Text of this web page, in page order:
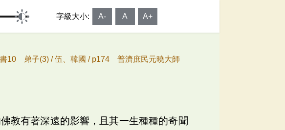
字級大小: A- A A+
書10 弟子(3) /伍、韓國 / p174 普濟庶民元曉大師
教有著深遠的影響，且其一生種種的奇聞